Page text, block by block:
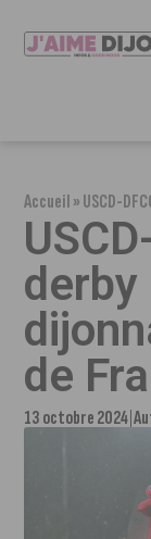
Accueil»USCD-
derby
de
13 octobre 2024